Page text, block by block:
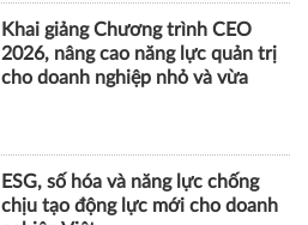
Khai giảng Chương trình CEO
2026, nâng cao năng lực quản trị
cho doanh nghiệp nhỏ và vừa
ESG, số hóa và năng lực chống
chịu tạo động lực mới cho doanh